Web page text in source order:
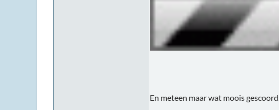
En meteen maar wat moois gescoord...